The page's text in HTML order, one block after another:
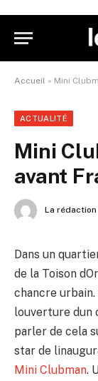
Accueil » Mini
ACTUALITÉ
Mini
avant
La rédaction
Dans un
de la Toison
chancre
louverture dun
parler de cela
star de
Mini Clubman.